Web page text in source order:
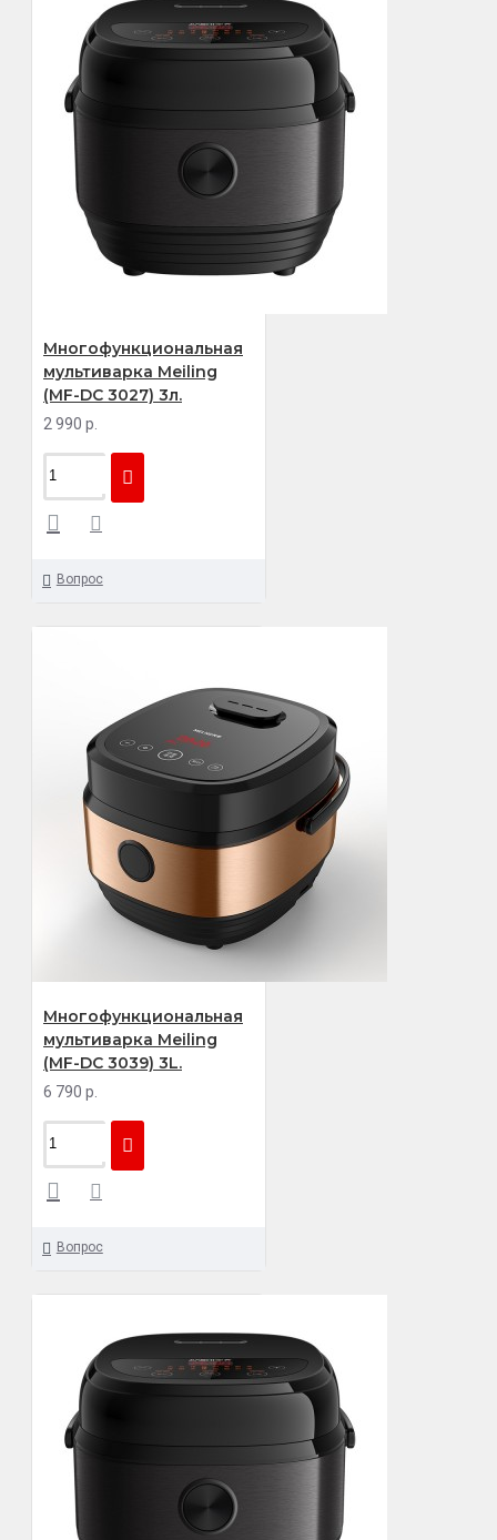
Многофункциональная
мультиварка Meiling
(MF-DC 3027) 3л.
2 990 р.
Вопрос
Многофункциональная
мультиварка Meiling
(MF-DC 3039) 3L.
6 790 р.
Вопрос